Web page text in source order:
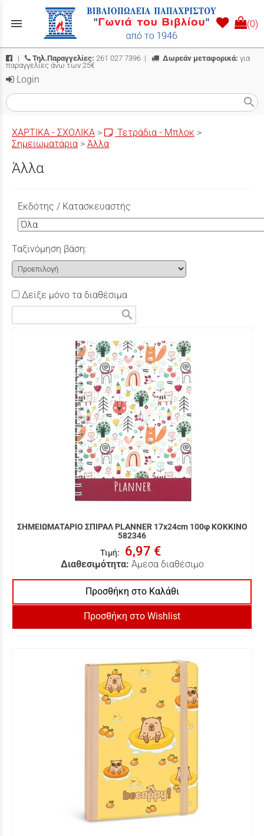
menu (0)
| Τηλ.Παραγγελίες: 261 027 7396 | Δωρεάν μεταφορικά: για
παραγγελίες άνω των 25€
Login
search
ΧΑΡΤΙΚΑ - ΣΧΟΛΙΚΑ > Τετράδια - Μπλοκ >
Σημειωματάρια > Άλλα
Άλλα
Εκδότης / Κατασκευαστής
Ταξινόμηση βάση:
Δείξε μόνο τα διαθέσιμα
search
ΣΗΜΕΙΩΜΑΤΑΡΙΟ ΣΠΙΡΑΛ PLANNER 17x24cm 100φ ΚΟΚΚΙΝΟ
582346
Τιμή: 6,97 €
Διαθεσιμότητα: Άμεσα διαθέσιμο
Προσθήκη στο Καλάθι
Προσθήκη στο Wishlist